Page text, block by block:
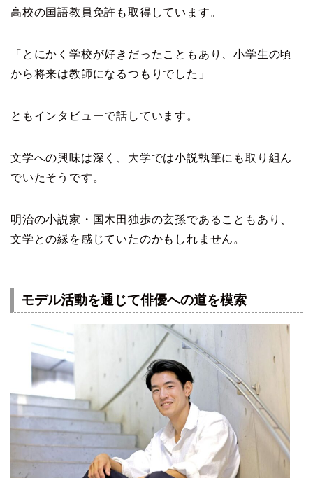
高校の国語教員免許も取得しています。
「とにかく学校が好きだったこともあり、小学生の頃
から将来は教師になるつもりでした」
ともインタビューで話しています。
文学への興味は深く、大学では小説執筆にも取り組ん
でいたそうです。
明治の小説家・国木田独歩の玄孫であることもあり、
文学との縁を感じていたのかもしれません。
モデル活動を通じて俳優への道を模索